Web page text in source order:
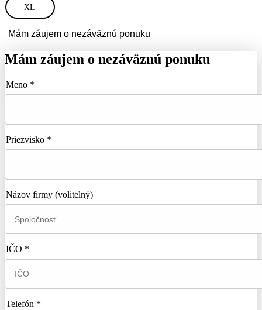
XL
Mám záujem o nezáväznú ponuku
Mám záujem o nezáväznú ponuku
Meno *
Priezvisko *
Názov firmy (volitelný)
IČO *
Telefón *